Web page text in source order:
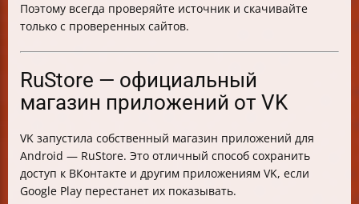
Поэтому всегда проверяйте источник и скачивайте
только с проверенных сайтов.
RuStore — официальный
магазин приложений от VK
VK запустила собственный магазин приложений для
Android — RuStore. Это отличный способ сохранить
доступ к ВКонтакте и другим приложениям VK, если
Google Play перестанет их показывать.